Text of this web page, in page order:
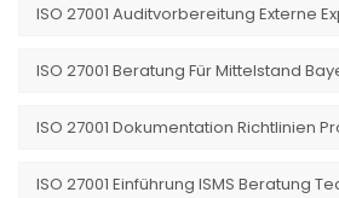
ISO 27001 Auditvorbereitung Externe
ISO 27001 Beratung Für Mittelstand
ISO 27001 Dokumentation Richtlinien
ISO 27001 Einführung ISMS Beratung